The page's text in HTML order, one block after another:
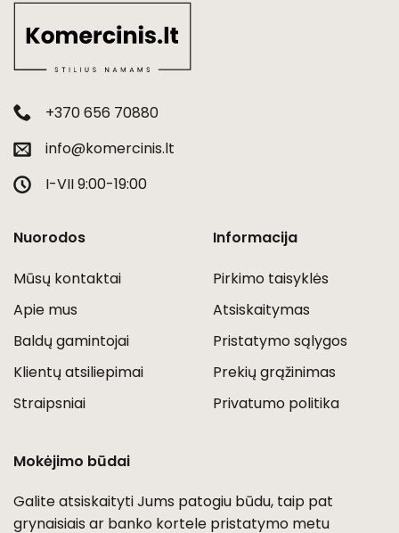
+370 656 70880
info@komercinis.lt
I-VII 9:00-19:00
Nuorodos
Mūsų kontaktai
Apie mus
Baldų gamintojai
Klientų atsiliepimai
Straipsniai
Informacija
Pirkimo taisyklės
Atsiskaitymas
Pristatymo sąlygos
Prekių grąžinimas
Privatumo politika
Mokėjimo būdai
Galite atsiskaityti Jums patogiu būdu, taip pat
grynaisiais ar banko kortele pristatymo metu